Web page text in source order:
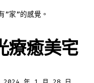
”家”的感覺。
療癒美宅